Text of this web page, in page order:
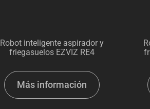
Robot inteligente aspirador y
friegasuelos EZVIZ RE4
Más información